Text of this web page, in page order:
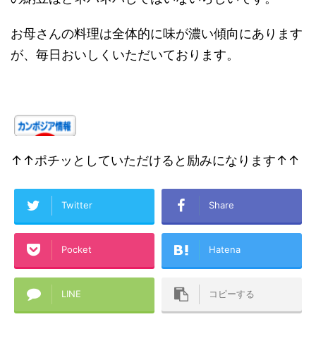
お母さんの料理は全体的に味が濃い傾向にあります
が、毎日おいしくいただいております。
↑↑ポチッとしていただけると励みになります↑↑
Twitter Share
Pocket Hatena
LINE コピーする